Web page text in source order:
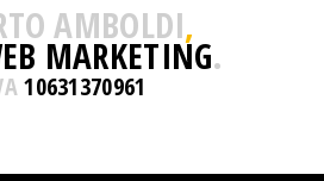
AMBOLDI,
MARKETING.
10631370961